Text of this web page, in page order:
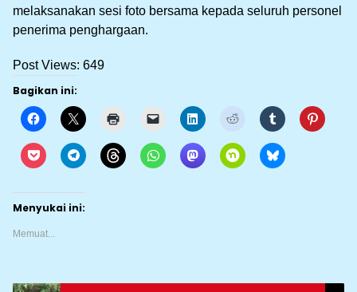
melaksanakan sesi foto bersama kepada seluruh personel
penerima penghargaan.
Post Views: 649
Bagikan ini:
Menyukai ini:
Memuat...